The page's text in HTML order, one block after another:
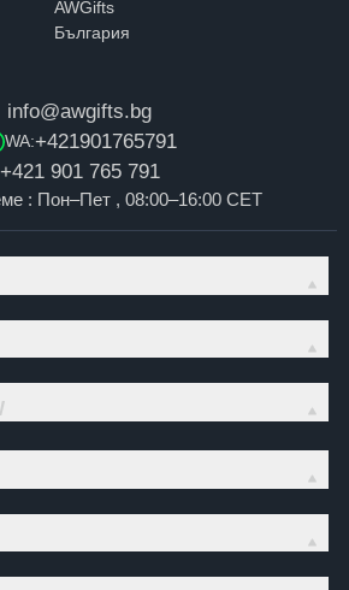
info@awgifts.bg
WA:+421901765791
+421 901 765 791
: Пон–Пет , 08:00–16:00 CET